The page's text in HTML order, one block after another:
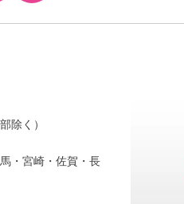
除く）
・宮崎・佐賀・長